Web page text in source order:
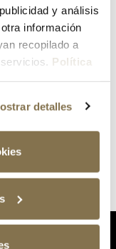
y análisis
información
recopilado a
Política
detalles